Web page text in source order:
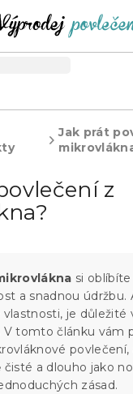
Jak prát
z
si
a snadnou údržbu.
vlastnosti, je důležité
V tomto článku vám
povlečení,
čisté a dlouho jako
zásad.